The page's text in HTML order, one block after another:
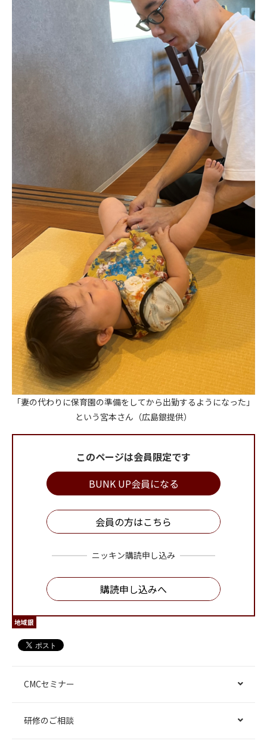
「妻の代わりに保育園の準備をしてから出勤するようになった」
という宮本さん（広島銀提供）
このページは会員限定です
BUNK UP会員になる
会員の方はこちら
ニッキン購読申し込み
購読申し込みへ
地域銀
CMCセミナー
研修のご相談